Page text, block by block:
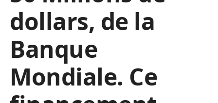
dollars, de la
Banque
Mondiale. Ce